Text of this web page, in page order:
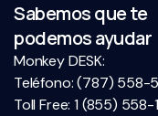
Sabemos que te
podemos ayudar
Monkey DESK:
Teléfono:(787) 558-
Toll Free: 1 (855) 558-